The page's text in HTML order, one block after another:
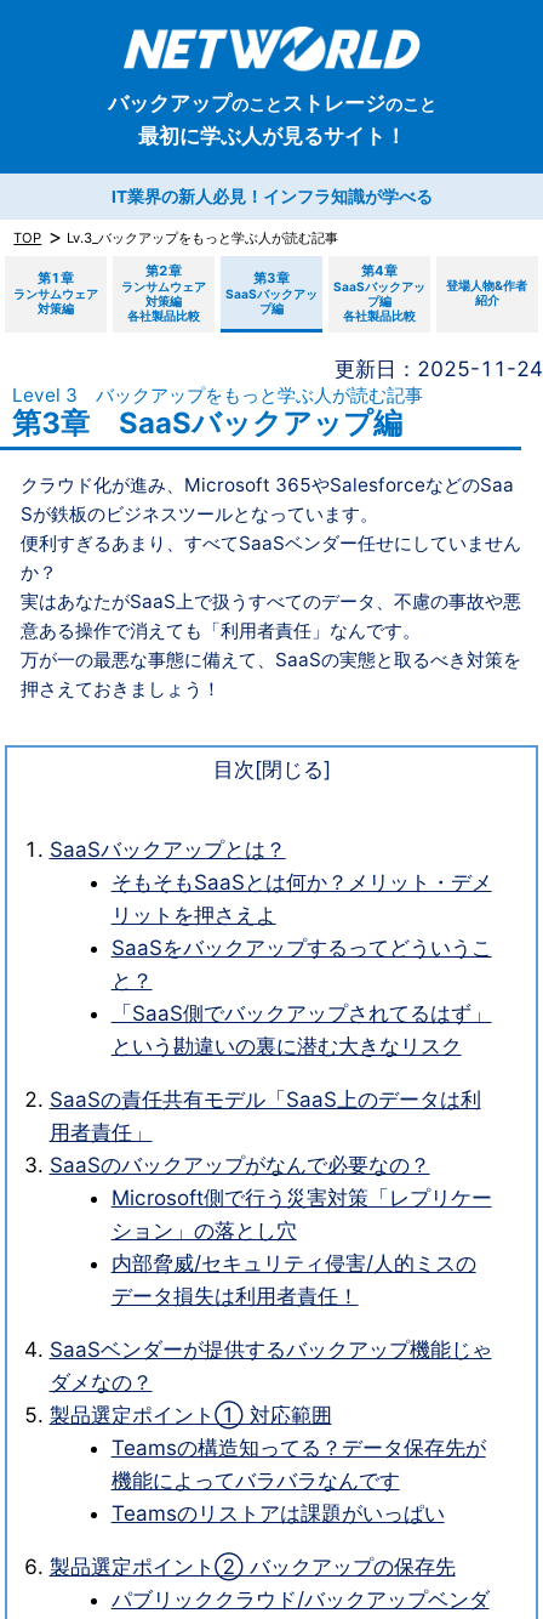
バックアップのことストレージのこと
最初に学ぶ人が見るサイト！
IT業界の新人必見！インフラ知識が学べる
TOP Lv.3_バックアップをもっと学ぶ人が読む記事
第1章
ランサムウェア
対策編
第2章
ランサムウェア
対策編
各社製品比較
第3章
SaaSバックアッ
プ編
第4章
SaaSバックアッ
プ編
各社製品比較
登場人物&作者
紹介
更新日：2025-11-24
Level 3 バックアップをもっと学ぶ人が読む記事
第3章 SaaSバックアップ編
クラウド化が進み、Microsoft 365やSalesforceなどのSaa
Sが鉄板のビジネスツールとなっています。
便利すぎるあまり、すべてSaaSベンダー任せにしていません
か？
実はあなたがSaaS上で扱うすべてのデータ、不慮の事故や悪
意ある操作で消えても「利用者責任」なんです。
万が一の最悪な事態に備えて、SaaSの実態と取るべき対策を
押さえておきましょう！
目次
SaaSバックアップとは？
そもそもSaaSとは何か？メリット・デメ
リットを押さえよ
SaaSをバックアップするってどういうこ
と？
「SaaS側でバックアップされてるはず」
という勘違いの裏に潜む大きなリスク
SaaSの責任共有モデル「SaaS上のデータは利
用者責任」
SaaSのバックアップがなんで必要なの？
Microsoft側で行う災害対策「レプリケー
ション」の落とし穴
内部脅威/セキュリティ侵害/人的ミスの
データ損失は利用者責任！
SaaSベンダーが提供するバックアップ機能じゃ
ダメなの？
製品選定ポイント① 対応範囲
Teamsの構造知ってる？データ保存先が
機能によってバラバラなんです
Teamsのリストアは課題がいっぱい
製品選定ポイント② バックアップの保存先
パブリッククラウド/バックアップベンダ